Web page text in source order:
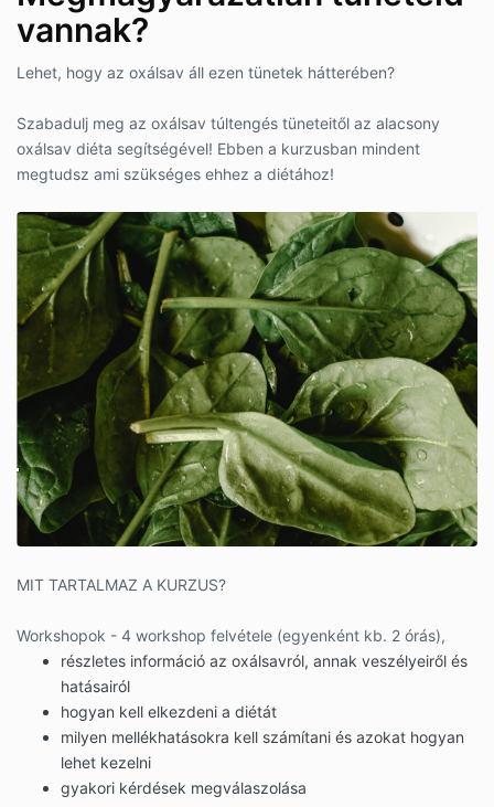
vannak?
Lehet, hogy az oxálsav áll ezen tünetek hátterében?
Szabadulj meg az oxálsav túltengés tüneteitől az alacsony
oxálsav diéta segítségével! Ebben a kurzusban mindent
megtudsz ami szükséges ehhez a diétához!
MIT TARTALMAZ A KURZUS?
Workshopok - 4 workshop felvétele (egyenként kb. 2 órás),
részletes információ az oxálsavról, annak veszélyeiről és
hatásairól
hogyan kell elkezdeni a diétát
milyen mellékhatásokra kell számítani és azokat hogyan
lehet kezelni
gyakori kérdések megválaszolása